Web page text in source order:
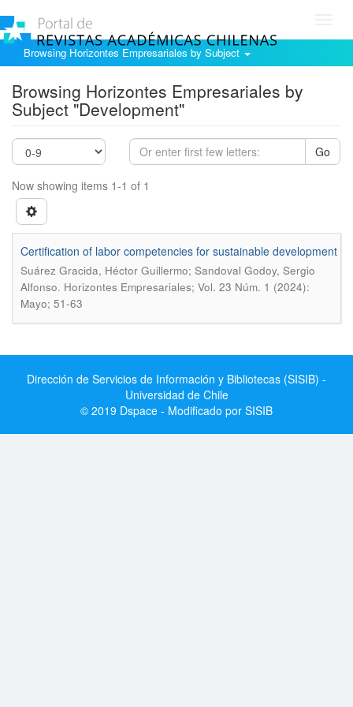
Browsing Horizontes Empresariales by Subject
Browsing Horizontes Empresariales by
Subject "Development"
Go
Now showing items 1-1 of 1
Certification of labor competencies for sustainable development
Suárez Gracida, Héctor Guillermo; Sandoval Godoy, Sergio
Alfonso. Horizontes Empresariales; Vol. 23 Núm. 1 (2024):
Mayo; 51-63
Dirección de Servicios de Información y Bibliotecas (SISIB) -
Universidad de Chile
© 2019 Dspace - Modificado por SISIB